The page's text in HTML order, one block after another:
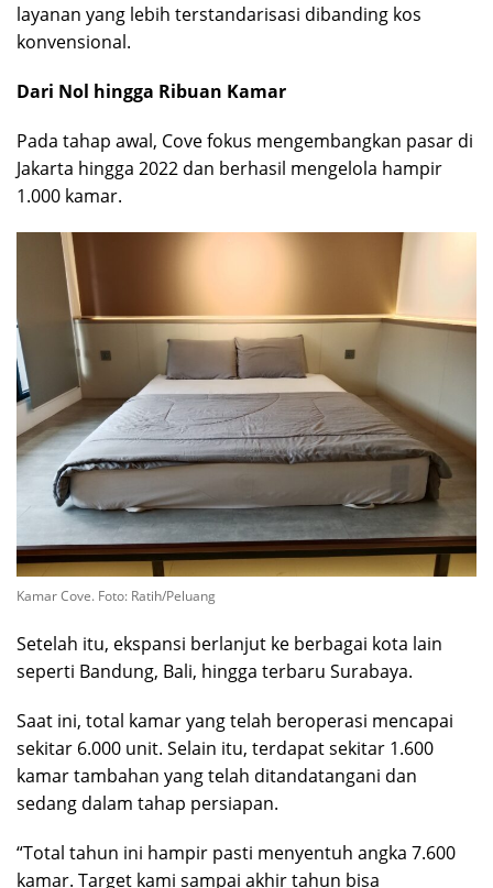
layanan yang lebih terstandarisasi dibanding kos
konvensional.
Dari Nol hingga Ribuan Kamar
Pada tahap awal, Cove fokus mengembangkan pasar di
Jakarta hingga 2022 dan berhasil mengelola hampir
1.000 kamar.
Kamar Cove. Foto: Ratih/Peluang
Setelah itu, ekspansi berlanjut ke berbagai kota lain
seperti Bandung, Bali, hingga terbaru Surabaya.
Saat ini, total kamar yang telah beroperasi mencapai
sekitar 6.000 unit. Selain itu, terdapat sekitar 1.600
kamar tambahan yang telah ditandatangani dan
sedang dalam tahap persiapan.
“Total tahun ini hampir pasti menyentuh angka 7.600
kamar. Target kami sampai akhir tahun bisa